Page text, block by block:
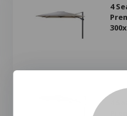
4
4